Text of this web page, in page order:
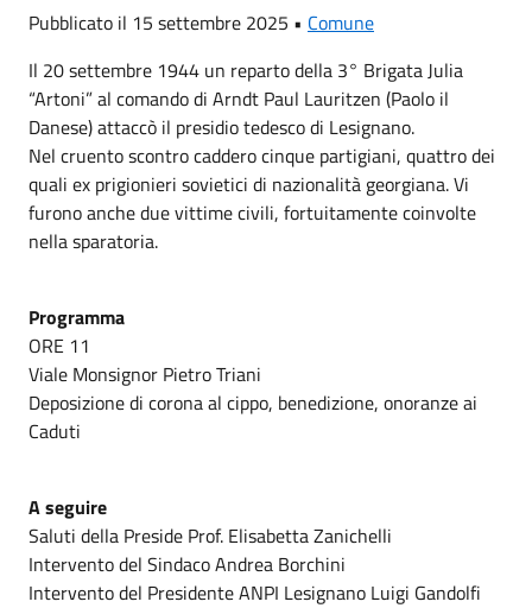
Pubblicato il 15 settembre 2025 • Comune
Il 20 settembre 1944 un reparto della 3° Brigata Julia
“Artoni” al comando di Arndt Paul Lauritzen (Paolo il
Danese) attaccò il presidio tedesco di Lesignano.
Nel cruento scontro caddero cinque partigiani, quattro dei
quali ex prigionieri sovietici di nazionalità georgiana. Vi
furono anche due vittime civili, fortuitamente coinvolte
nella sparatoria.
Programma
ORE 11
Viale Monsignor Pietro Triani
Deposizione di corona al cippo, benedizione, onoranze ai
Caduti
A seguire
Saluti della Preside Prof. Elisabetta Zanichelli
Intervento del Sindaco Andrea Borchini
Intervento del Presidente ANPI Lesignano Luigi Gandolfi